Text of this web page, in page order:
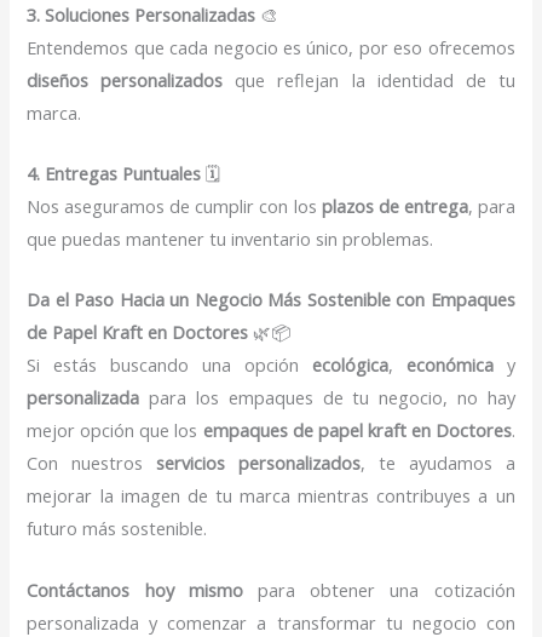
3. Soluciones Personalizadas 🎨
Entendemos que cada negocio es único, por eso ofrecemos
diseños personalizados que reflejan la identidad de tu
marca.
4. Entregas Puntuales 🗓️
Nos aseguramos de cumplir con los plazos de entrega, para
que puedas mantener tu inventario sin problemas.
Da el Paso Hacia un Negocio Más Sostenible con Empaques
de Papel Kraft en Doctores 🌿📦
Si estás buscando una opción ecológica, económicay
personalizada para los empaques de tu negocio, no hay
mejor opción que los empaques de papel kraft en Doctores.
Con nuestrosservicios personalizados, te ayudamos a
mejorar la imagen de tu marca mientras contribuyes a un
futuro más sostenible.
Contáctanos hoy mismopara obtener una cotización
personalizada y comenzar a transformar tu negocio con